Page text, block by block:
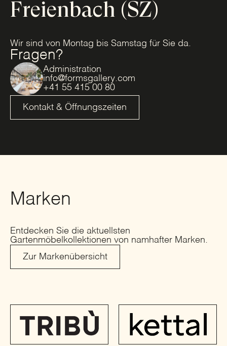
Freienbach (SZ)
Wir sind von Montag bis Samstag für Sie da.
Fragen?
Administration
info@formsgallery.com
+41 55 415 00 80
Kontakt & Öffnungszeiten
Marken
Entdecken Sie die aktuellsten
Gartenmöbelkollektionen von namhafter Marken.
Zur Markenübersicht